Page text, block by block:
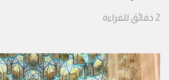
2 دقائق للقراءة